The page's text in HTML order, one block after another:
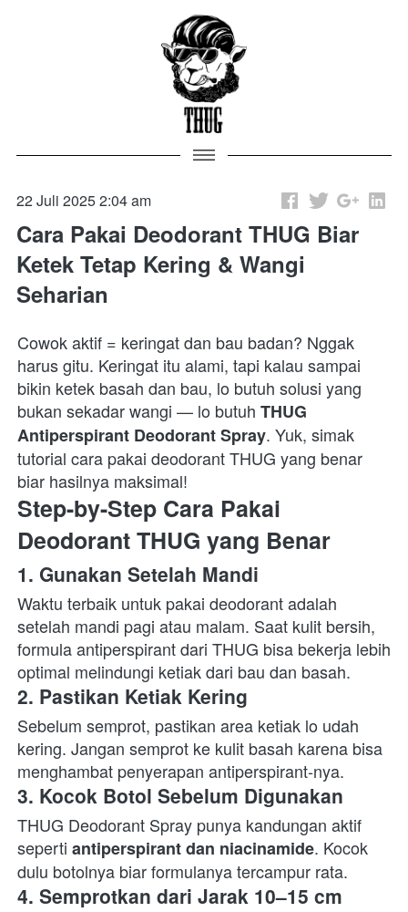
22 Juli 2025 2:04 am
Cara Pakai Deodorant THUG Biar
Ketek Tetap Kering & Wangi
Seharian
Cowok aktif = keringat dan bau badan? Nggak
harus gitu. Keringat itu alami, tapi kalau sampai
bikin ketek basah dan bau, lo butuh solusi yang
bukan sekadar wangi — lo butuh THUG
Antiperspirant Deodorant Spray. Yuk, simak
tutorial cara pakai deodorant THUG yang benar
biar hasilnya maksimal!
Step-by-Step Cara Pakai
Deodorant THUG yang Benar
1. Gunakan Setelah Mandi
Waktu terbaik untuk pakai deodorant adalah
setelah mandi pagi atau malam. Saat kulit bersih,
formula antiperspirant dari THUG bisa bekerja lebih
optimal melindungi ketiak dari bau dan basah.
2. Pastikan Ketiak Kering
Sebelum semprot, pastikan area ketiak lo udah
kering. Jangan semprot ke kulit basah karena bisa
menghambat penyerapan antiperspirant-nya.
3. Kocok Botol Sebelum Digunakan
THUG Deodorant Spray punya kandungan aktif
seperti antiperspirant dan niacinamide. Kocok
dulu botolnya biar formulanya tercampur rata.
4. Semprotkan dari Jarak 10–15 cm